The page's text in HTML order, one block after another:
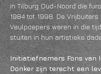
in Tilburg Oud-Noord die
1984 tot 1998. De
Veulpoepers waren in die
stuiten in hun artistieke
Initiatiefnemers Fons van
Donker zijn terecht een